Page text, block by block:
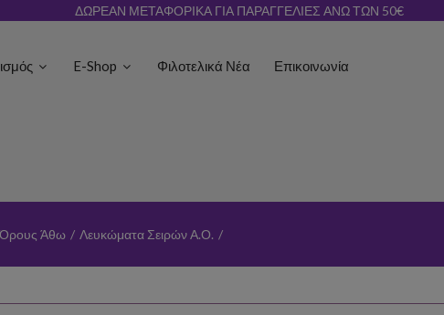
ΔΩΡΕΑΝ ΜΕΤΑΦΟΡΙΚΑ ΓΙΑ ΠΑΡΑΓΓΕΛΙΕΣ ΑΝΩ ΤΩΝ 50€
E-Shop Φιλοτελικά Νέα Επικοινωνία
Όρους Άθω / Λευκώματα Σειρών Α.Ο. /